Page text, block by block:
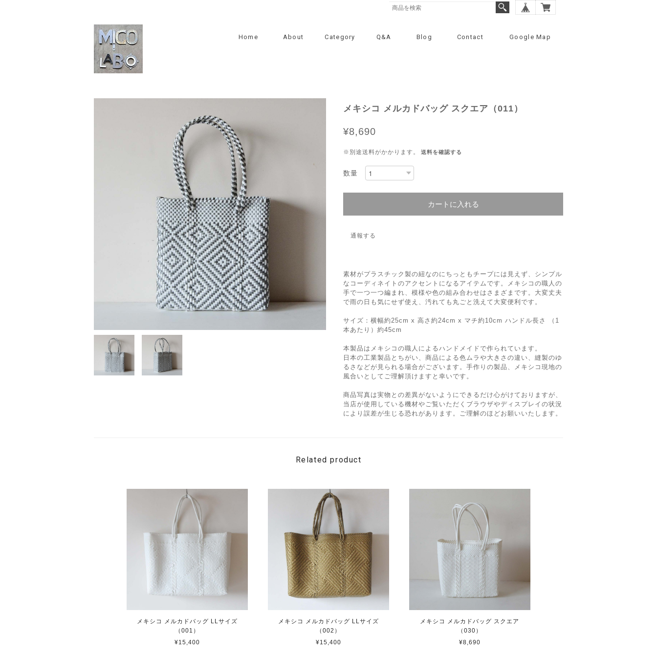
Home About Category Q&A Blog Contact Google Map
メキシコ メルカドバッグ スクエア（011）
¥8,690
※別途送料がかかります。 送料を確認する
数量
カートに入れる
通報する
素材がプラスチック製の紐なのにちっともチープには見えず、シンプル
なコーディネイトのアクセントになるアイテムです。メキシコの職人の
手で一つ一つ編まれ、模様や色の組み合わせはさまざまです。大変丈夫
で雨の日も気にせず使え、汚れても丸ごと洗えて大変便利です。
サイズ：横幅約25cm x 高さ約24cm x マチ約10cm ハンドル長さ （1
本あたり）約45cm
本製品はメキシコの職人によるハンドメイドで作られています。
日本の工業製品とちがい、商品による色ムラや大きさの違い、縫製のゆ
るさなどが見られる場合がございます。手作りの製品、メキシコ現地の
風合いとしてご理解頂けますと幸いです。
商品写真は実物との差異がないようにできるだけ心がけておりますが、
当店が使用している機材やご覧いただくブラウザやディスプレイの状況
により誤差が生じる恐れがあります。ご理解のほどお願いいたします。
Related product
メキシコ メルカドバッグ LLサイズ
（001）
¥15,400
メキシコ メルカドバッグ LLサイズ
（002）
¥15,400
メキシコ メルカドバッグ スクエア
（030）
¥8,690